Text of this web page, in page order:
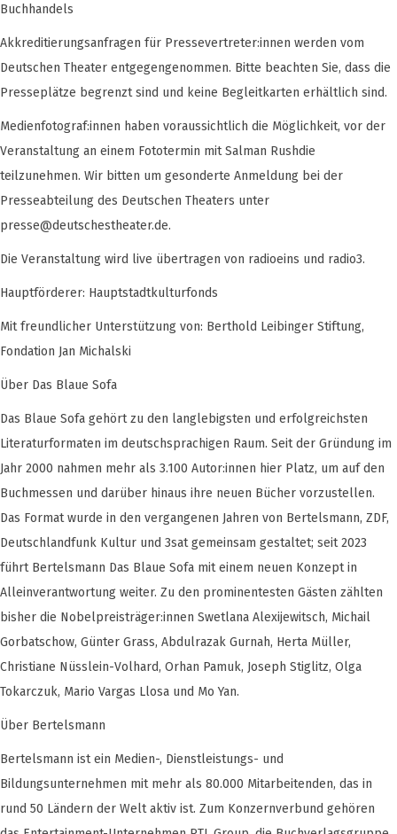
Buchhandels
Akkreditierungsanfragen für Pressevertreter:innen werden vom
Deutschen Theater entgegengenommen. Bitte beachten Sie, dass die
Presseplätze begrenzt sind und keine Begleitkarten erhältlich sind.
Medienfotograf:innen haben voraussichtlich die Möglichkeit, vor der
Veranstaltung an einem Fototermin mit Salman Rushdie
teilzunehmen. Wir bitten um gesonderte Anmeldung bei der
Presseabteilung des Deutschen Theaters unter
presse@deutschestheater.de.
Die Veranstaltung wird live übertragen von radioeins und radio3.
Hauptförderer: Hauptstadtkulturfonds
Mit freundlicher Unterstützung von: Berthold Leibinger Stiftung,
Fondation Jan Michalski
Über Das Blaue Sofa
Das Blaue Sofa gehört zu den langlebigsten und erfolgreichsten
Literaturformaten im deutschsprachigen Raum. Seit der Gründung im
Jahr 2000 nahmen mehr als 3.100 Autor:innen hier Platz, um auf den
Buchmessen und darüber hinaus ihre neuen Bücher vorzustellen.
Das Format wurde in den vergangenen Jahren von Bertelsmann, ZDF,
Deutschlandfunk Kultur und 3sat gemeinsam gestaltet; seit 2023
führt Bertelsmann Das Blaue Sofa mit einem neuen Konzept in
Alleinverantwortung weiter. Zu den prominentesten Gästen zählten
bisher die Nobelpreisträger:innen Swetlana Alexijewitsch, Michail
Gorbatschow, Günter Grass, Abdulrazak Gurnah, Herta Müller,
Christiane Nüsslein-Volhard, Orhan Pamuk, Joseph Stiglitz, Olga
Tokarczuk, Mario Vargas Llosa und Mo Yan.
Über Bertelsmann
Bertelsmann ist ein Medien-, Dienstleistungs- und
Bildungsunternehmen mit mehr als 80.000 Mitarbeitenden, das in
rund 50 Ländern der Welt aktiv ist. Zum Konzernverbund gehören